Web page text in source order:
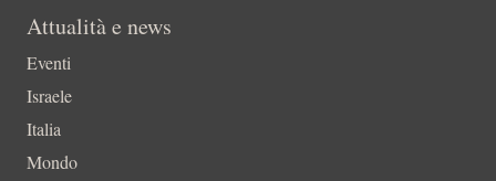
Attualità e news
Eventi
Israele
Italia
Mondo